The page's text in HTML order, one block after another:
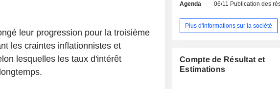
leur progression pour la troisième
les craintes inflationnistes et
lesquelles les taux d'intérêt
implantés en Italie (61) au
géographique du CA est la
(23,3%), Royaume-Uni
Agenda 06/11 Publication des résultats
Plus d'informations sur la société
Compte de Résultat et
Estimations